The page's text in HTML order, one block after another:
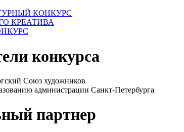
КОНКУРС
КРЕАТИВА
конкурса
Союз художников
администрации Санкт-Петербурга
партнер